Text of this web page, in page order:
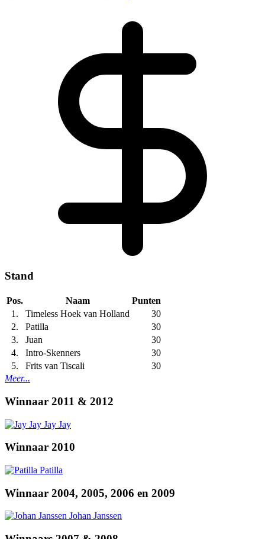
Stand
Pos. Naam
Punten
1.
Timeless Hoek van Holland
30
2.
Patilla
30
3.
Juan
30
4.
Intro-Skenners
30
5.
Frits van Tiscali
30
Meer...
Winnaar 2011 & 2012
Jay Jay
Winnaar 2010
Patilla
Winnaar 2004, 2005, 2006 en 2009
Johan Janssen